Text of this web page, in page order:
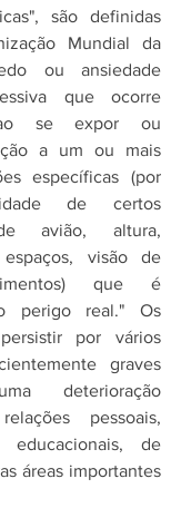
são definidas
Mundial da
ou ansiedade
que ocorre
ao se expor ou
a um ou mais
específicas (por
de certos
avião, altura,
visão de
que é
perigo real." Os
por vários
graves
deterioração
pessoais,
educacionais, de
áreas importantes